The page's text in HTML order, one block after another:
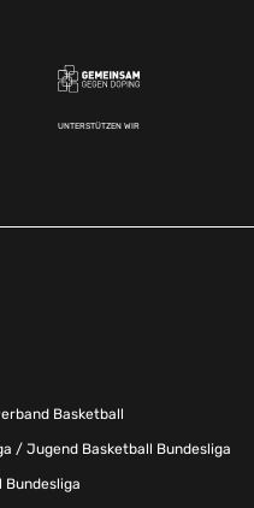
UNTERSTÜTZEN WIR
Basketball
/ Jugend Basketball Bundesliga
Bundesliga